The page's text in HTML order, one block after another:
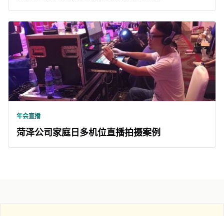
年会直播
菏泽公司家庭日多机位直播拍摄案例